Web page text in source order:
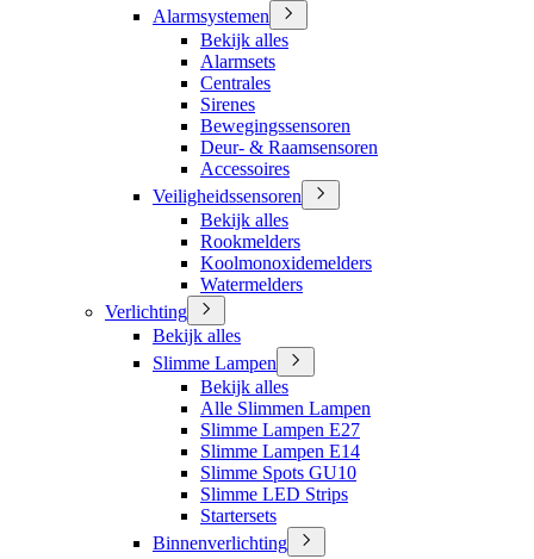
Alarmsystemen
Bekijk alles
Alarmsets
Centrales
Sirenes
Bewegingssensoren
Deur- & Raamsensoren
Accessoires
Veiligheidssensoren
Bekijk alles
Rookmelders
Koolmonoxidemelders
Watermelders
Verlichting
Bekijk alles
Slimme Lampen
Bekijk alles
Alle Slimmen Lampen
Slimme Lampen E27
Slimme Lampen E14
Slimme Spots GU10
Slimme LED Strips
Startersets
Binnenverlichting